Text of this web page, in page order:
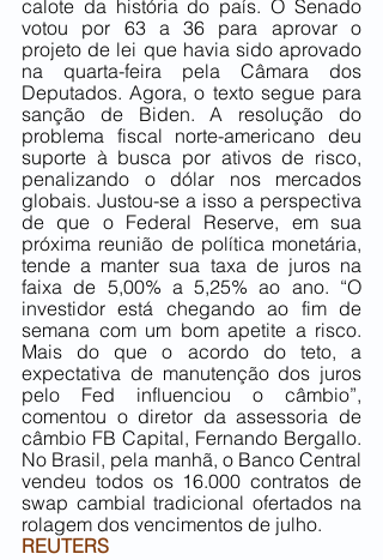
calote da história do país. O Senado
votou por 63 a 36 para aprovar o
projeto de lei que havia sido aprovado
na quarta-feira pela Câmara dos
Deputados. Agora, o texto segue para
sanção de Biden. A resolução do
problema fiscal norte-americano deu
suporte à busca por ativos de risco,
penalizando o dólar nos mercados
globais. Justou-se a isso a perspectiva
de que o Federal Reserve, em sua
próxima reunião de política monetária,
tende a manter sua taxa de juros na
faixa de 5,00% a 5,25% ao ano. “O
investidor está chegando ao fim de
semana com um bom apetite a risco.
Mais do que o acordo do teto, a
expectativa de manutenção dos juros
pelo Fed influenciou o câmbio”,
comentou o diretor da assessoria de
câmbio FB Capital, Fernando Bergallo.
No Brasil, pela manhã, o Banco Central
vendeu todos os 16.000 contratos de
swap cambial tradicional ofertados na
rolagem dos vencimentos de julho.
REUTERS